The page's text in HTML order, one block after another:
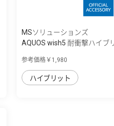
MSソリューションズ
AQUOS wish5 耐衝撃ハイブ
参考価格￥1,980
ハイブリット